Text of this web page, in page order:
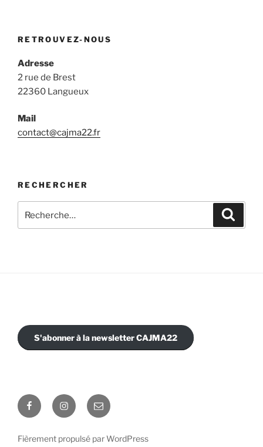
RETROUVEZ-NOUS
Adresse
2 rue de Brest
22360 Langueux
Mail
contact@cajma22.fr
RECHERCHER
pour
S'abonner à la newsletter CAJMA22
FacebookInstagram
E-
mail
Fièrement propulsé par WordPress